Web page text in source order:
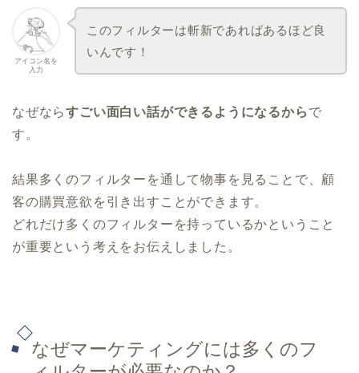
アイコン名を
入力
このフィルターは斬新であればあるほど良
いんです！
なぜならすごい面白い話ができるようになるから で
す。
結果多くのフィルターを通して物事を見ることで、顧
客の購買意欲を引き出すことができます。
どれだけ多くのフィルターを持っているかということ
が重要という考えをお伝えしました。
なぜマーケティングには多くのフ